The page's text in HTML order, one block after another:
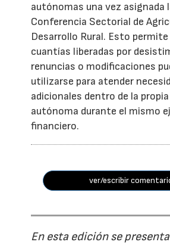
autónomas una vez asignada
Conferencia Sectorial de
Desarrollo Rural. Esto permite
cuantías liberadas por
renuncias o modificaciones
utilizarse para atender
adicionales dentro de la
autónoma durante el mismo
financiero.
ver/escribir
En esta edición se